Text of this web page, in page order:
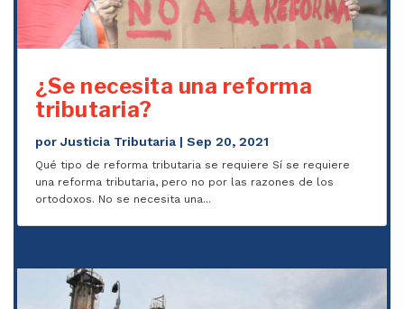
¿Se necesita una reforma
tributaria?
porJusticia Tributaria |Sep 20, 2021
Qué tipo de reforma tributaria se requiere Sí se requiere
una reforma tributaria, pero no por las razones de los
ortodoxos. No se necesita una...